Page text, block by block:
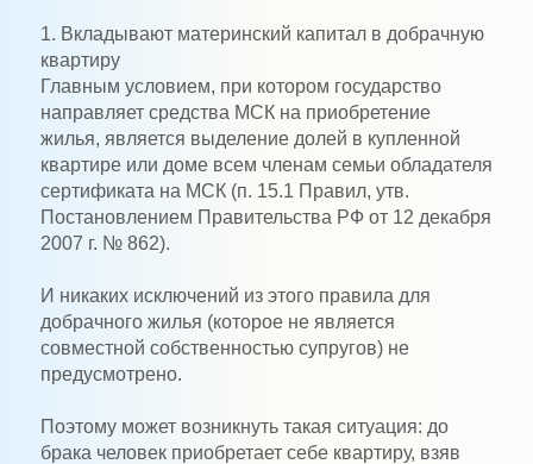
1. Вкладывают материнский капитал в добрачную
квартиру
Главным условием, при котором государство
направляет средства МСК на приобретение
жилья, является выделение долей в купленной
квартире или доме всем членам семьи обладателя
сертификата на МСК (п. 15.1 Правил, утв.
Постановлением Правительства РФ от 12 декабря
2007 г. № 862).
И никаких исключений из этого правила для
добрачного жилья (которое не является
совместной собственностью супругов) не
предусмотрено.
Поэтому может возникнуть такая ситуация: до
брака человек приобретает себе квартиру, взяв